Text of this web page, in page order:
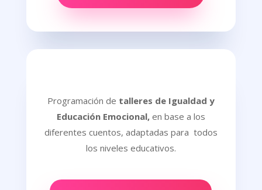
Programación de talleres de Igualdad y
Educación Emocional, en base a los
diferentes cuentos, adaptadas para todos
los niveles educativos.